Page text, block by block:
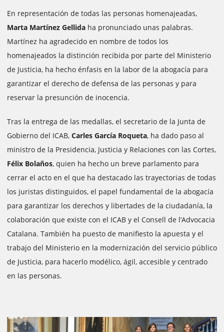
En representación de todas las personas homenajeadas,
Marta Martínez Gellida ha pronunciado unas palabras.
Martínez ha agradecido en nombre de todos los
homenajeados la distinción recibida por parte del Ministerio
de Justicia, ha hecho énfasis en la labor de la abogacía para
garantizar el derecho de defensa de las personas y para
reservar la presunción de inocencia.
Tras la entrega de las medallas, el secretario de la Junta de
Gobierno del ICAB, Carles García Roqueta, ha dado paso al
ministro de la Presidencia, Justicia y Relaciones con las Cortes,
Félix Bolaños, quien ha hecho un breve parlamento para
cerrar el acto en el que ha destacado las trayectorias de todas
los juristas distinguidos, el papel fundamental de la abogacía
para garantizar los derechos y libertades de la ciudadanía, la
colaboración que existe con el ICAB y el Consell de l’Advocacia
Catalana. También ha puesto de manifiesto la apuesta y el
trabajo del Ministerio en la modernización del servicio público
de Justicia, para hacerlo modélico, ágil, accesible y centrado
en las personas.